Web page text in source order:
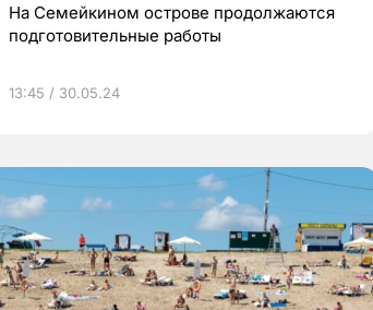
На Семейкином острове продолжаются
подготовительные работы
13:45 / 30.05.24